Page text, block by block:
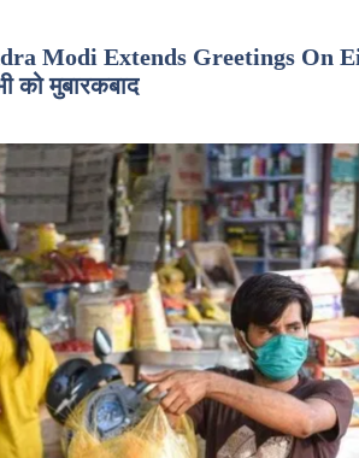
Modi Extends Greetings On
को मुबारकबाद